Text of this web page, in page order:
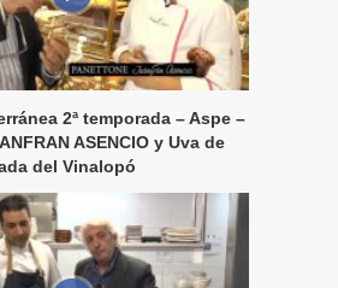
2ª temporada – Aspe –
ASENCIO y Uva de
del Vinalopó